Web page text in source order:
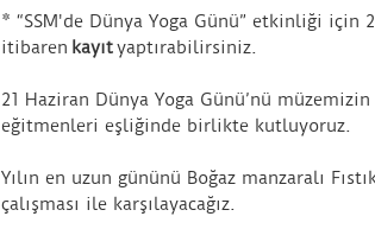
* “SSM'de Dünya Yoga Günü” etkinliği için
itibaren kayıtyaptırabilirsiniz.
21 Haziran Dünya Yoga Günü’nü
eğitmenleri eşliğinde birlikte kutluyoruz.
Yılın en uzun gününü Boğaz manzaralı
çalışması ile karşılayacağız.